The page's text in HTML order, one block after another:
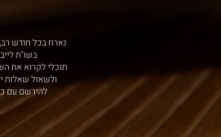
נארח בכל חודש
בשו"ת
תוכלי לקרוא את
ולשאול שאלות
להירשם עם